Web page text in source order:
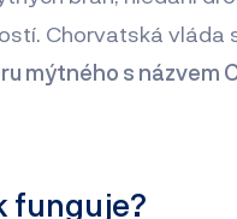
Chorvatská vláda
mýtného s názvem
funguje?